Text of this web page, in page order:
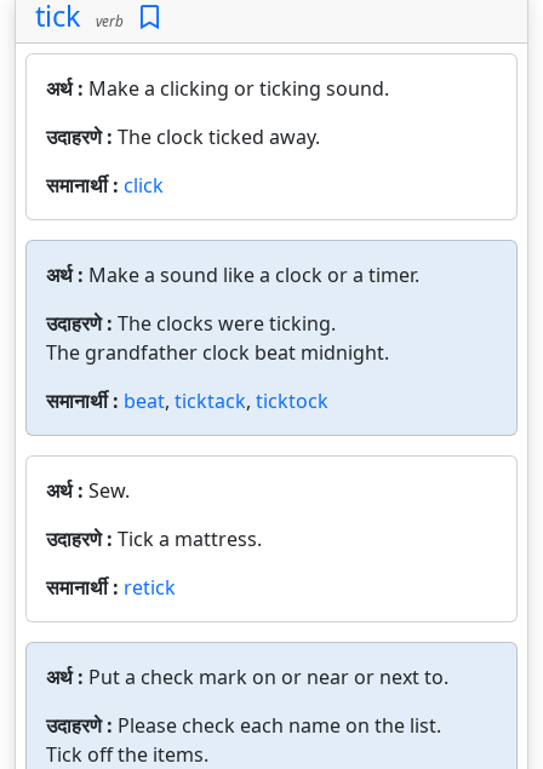
tick verb
अर्थ : Make a clicking or ticking sound.
उदाहरणे : The clock ticked away.
समानार्थी : click
अर्थ : Make a sound like a clock or a timer.
उदाहरणे : The clocks were ticking.
The grandfather clock beat midnight.
समानार्थी : beat, ticktack, ticktock
अर्थ : Sew.
उदाहरणे : Tick a mattress.
समानार्थी : retick
अर्थ : Put a check mark on or near or next to.
उदाहरणे : Please check each name on the list.
Tick off the items.